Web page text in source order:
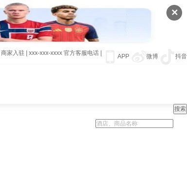
✕
APP 微博 抖音
商家入驻 xxx-xxx-xxxx 官方客服电话